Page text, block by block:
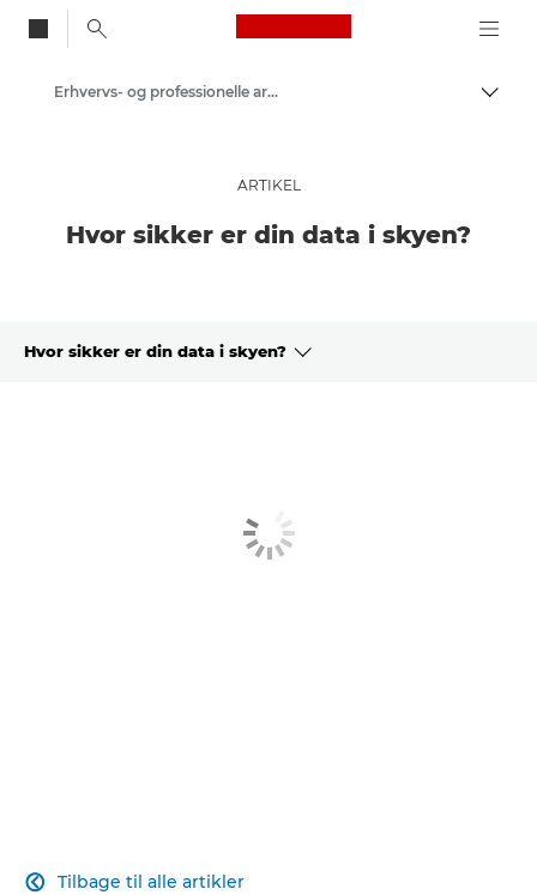
Canon Logo, back
Skift
Insights
Erhvervs- og professionelle artikler
ARTIKEL
Hvor sikker er din data i skyen?
Hvor sikker er din data i skyen?
Tilbage til alle artikler
